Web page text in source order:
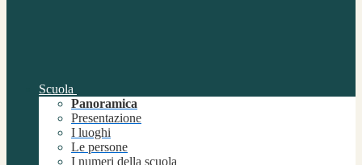
Scuola
Panoramica
Presentazione
I luoghi
Le persone
I numeri della scuola